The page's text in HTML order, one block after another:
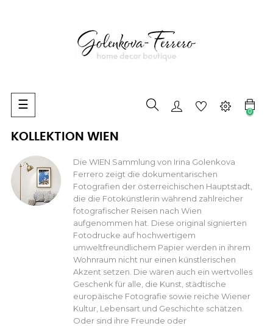
Umschalten
der
Navigation
☰
0
KOLLEKTION WIEN
Die WIEN Sammlung von Irina Golenkova
Ferrero zeigt die dokumentarischen
Fotografien der österreichischen Hauptstadt,
die die Fotokünstlerin während zahlreicher
fotografischer Reisen nach Wien
aufgenommen hat. Diese original signierten
Fotodrucke auf hochwertigem
umweltfreundlichem Papier werden in ihrem
Wohnraum nicht nur einen künstlerischen
Akzent setzen. Die wären auch ein wertvolles
Geschenk für alle, die Kunst, städtische
europäische Fotografie sowie reiche Wiener
Kultur, Lebensart und Geschichte schätzen.
Oder sind ihre Freunde oder